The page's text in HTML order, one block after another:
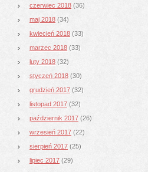
czerwiec 2018 (36)
maj 2018 (34)
kwiecień 2018 (33)
marzec 2018 (33)
luty 2018 (32)
styczeń 2018 (30)
grudzień 2017 (32)
listopad 2017 (32)
październik 2017 (26)
wrzesień 2017 (22)
sierpień 2017 (25)
lipiec 2017 (29)